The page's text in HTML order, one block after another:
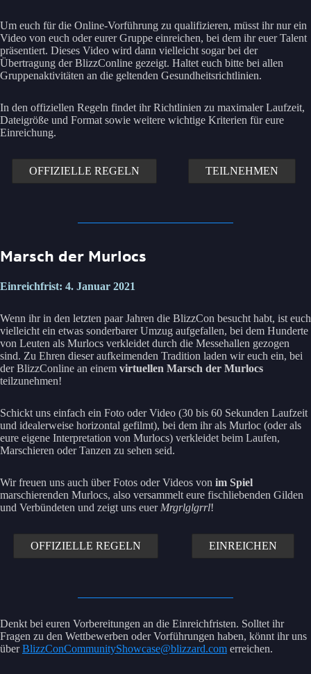
Um euch für die Online-Vorführung zu qualifizieren, müsst ihr nur ein
Video von euch oder eurer Gruppe einreichen, bei dem ihr euer Talent
präsentiert. Dieses Video wird dann vielleicht sogar bei der
Übertragung der BlizzConline gezeigt. Haltet euch bitte bei allen
Gruppenaktivitäten an die geltenden Gesundheitsrichtlinien.
In den offiziellen Regeln findet ihr Richtlinien zu maximaler Laufzeit,
Dateigröße und Format sowie weitere wichtige Kriterien für eure
Einreichung.
OFFIZIELLE REGELN TEILNEHMEN
Marsch der Murlocs
Einreichfrist: 4. Januar 2021
Wenn ihr in den letzten paar Jahren die BlizzCon besucht habt, ist euch
vielleicht ein etwas sonderbarer Umzug aufgefallen, bei dem Hunderte
von Leuten als Murlocs verkleidet durch die Messehallen gezogen
sind. Zu Ehren dieser aufkeimenden Tradition laden wir euch ein, bei
der BlizzConline an einem virtuellen Marsch der Murlocs
teilzunehmen!
Schickt uns einfach ein Foto oder Video (30 bis 60 Sekunden Laufzeit
und idealerweise horizontal gefilmt), bei dem ihr als Murloc (oder als
eure eigene Interpretation von Murlocs) verkleidet beim Laufen,
Marschieren oder Tanzen zu sehen seid.
Wir freuen uns auch über Fotos oder Videos von im Spiel
marschierenden Murlocs, also versammelt eure fischliebenden Gilden
und Verbündeten und zeigt uns euer Mrgrlglgrrl!
OFFIZIELLE REGELN EINREICHEN
Denkt bei euren Vorbereitungen an die Einreichfristen. Solltet ihr
Fragen zu den Wettbewerben oder Vorführungen haben, könnt ihr uns
überBlizzConCommunityShowcase@blizzard.com erreichen.